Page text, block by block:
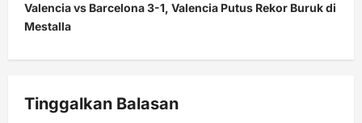
n
a
v
g
Valencia vs Barcelona 3-1, Valencia Putus Rekor Buruk di
Mestalla
Tinggalkan Balasan